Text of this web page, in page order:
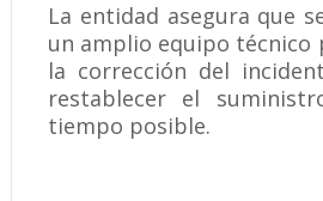
La entidad asegura que
un amplio equipo técnico
la corrección del
restablecer el
tiempo posible.